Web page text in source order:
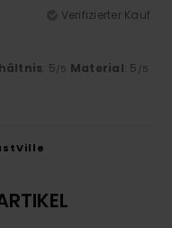
Verifizierter Kauf
: 5/5 Material: 5 /5